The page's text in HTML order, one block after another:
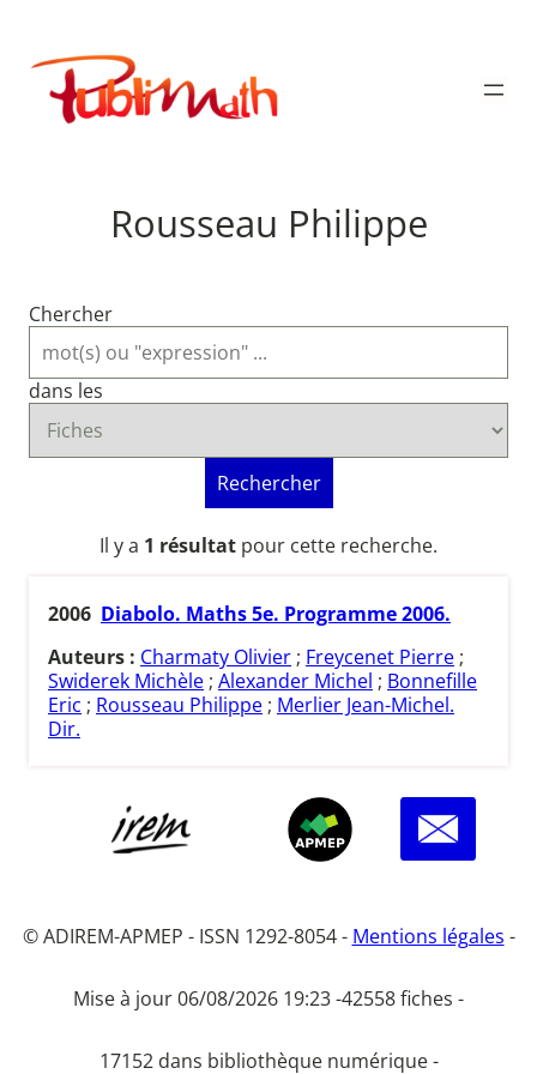
contenu
Publimath
Rousseau Philippe
Chercher
dans les
Rechercher
Il y a 1 résultat pour cette recherche.
2006 Diabolo. Maths 5e. Programme 2006.
Auteurs : Charmaty Olivier ; Freycenet Pierre ;
Swiderek Michèle ; Alexander Michel ; Bonnefille
Eric ; Rousseau Philippe ; Merlier Jean-Michel.
Dir.
© ADIREM-APMEP - ISSN 1292-8054 - Mentions légales -
Mise à jour 06/08/2026 19:23 -42558 fiches -
17152 dans bibliothèque numérique -